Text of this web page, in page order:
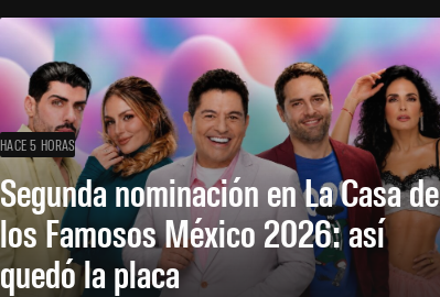
HACE 5 HORAS
Segunda nominación en La Casa de
los Famosos México 2026: así
quedó la placa